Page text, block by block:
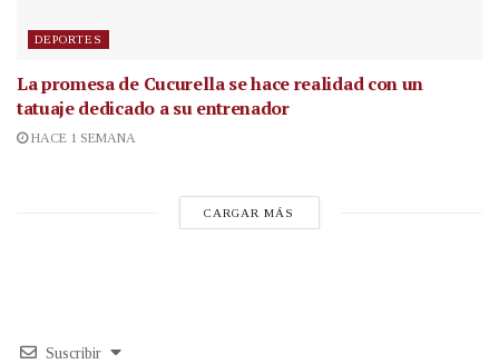
DEPORTES
La promesa de Cucurella se hace realidad con un
tatuaje dedicado a su entrenador
HACE 1 SEMANA
CARGAR MÁS
Suscribir